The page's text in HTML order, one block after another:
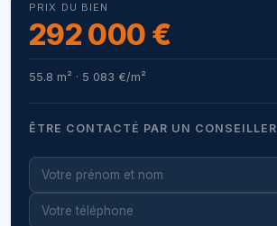
PRIX DU BIEN
292 000 €
55.8 m² · 5 083 €/m²
ÊTRE CONTACTÉ PAR UN CONSEILLER